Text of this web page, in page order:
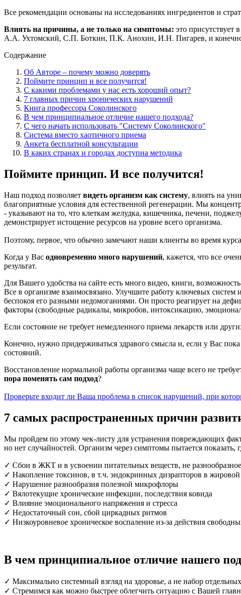
Все рекомендации основаны на исследованиях ингредиентов и
Влиять на причины, а не только на симптомы: это
А.А. Ухтомский, С.П. Боткин, П.К. Анохин, И.Н. Пигарев, и
Содержание
Об Авторе – почему можно доверять
Поймите принцип и все получится!
С какими проблемами у нас есть хороший опыт?
7 главных причин хронических нарушений
Книга профессора Соколинского
В чем принципиальное отличие нашего подхода?
С чего начать использовать "Систему Соколинского"
Система вместо хаотичного приема
Анкета бесплатной консультации
В каких странах и городах доступна методика
Поймите принцип. И все получится!
Наш подход позволяет видеть организм как систему, влиять на
благоприятные условия для естественной регенерации. Мы
- указывают на то, что клеткам желудка, кишечника, печени,
демонстрирует истощение ресурсов на уровне всего организма.
Поэтому, первое, что обычно замечают наши клиенты во время
Когда у Вас одновременно много нарушений, кажется, что все
результат.
Для Вашего удобства на сайте есть много видео, книги,
Все в организме взаимосвязано. Улучшите работу ключевых
беспокоя его разными недомоганиями. Он просто реагирует на
факторы (свободные радикалы, микробов, интоксикацию,
Если состояние не требует немедленного приема лекарств или
Конечно, нужно придерживаться здравого смысла и, если у Вас
состояний.
Восстановление нормальной работы организма чаще всего не
пора поменять сам подход?
Проверьте входит ли Ваша проблема в список нарушений, при
7 самых распространенных причин
Мы пройдем по этому чек-листу для устранения повреждающих
но нет случайностей. Организм через симптомы пытается показать,
✓ Сбои в ЖКТ и в усвоении питательных веществ, не
✓ Накопление токсинов, в т.ч. эндокринных дизрапторов в жировой
✓ Нарушение разнообразия полезной микрофлоры
✓ Вялотекущие хронические инфекции, последствия ковида
✓ Влияние эмоционального напряжения и стресса
✓ Недостаточный сон, сбой циркадных ритмов
✓ Низкоуровневое хроническое воспаление из-за действия
В чем принципиальное отличие нашего
✓ Максимально системный взгляд на здоровье, а не набор
✓ Стремимся как можно быстрее облегчить ситуацию с Вашей